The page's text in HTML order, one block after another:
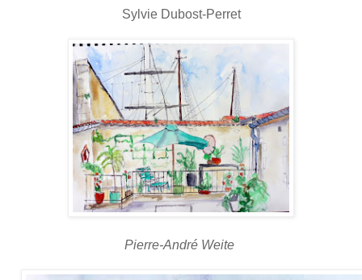
Sylvie Dubost-Perret
Pierre-André Weite